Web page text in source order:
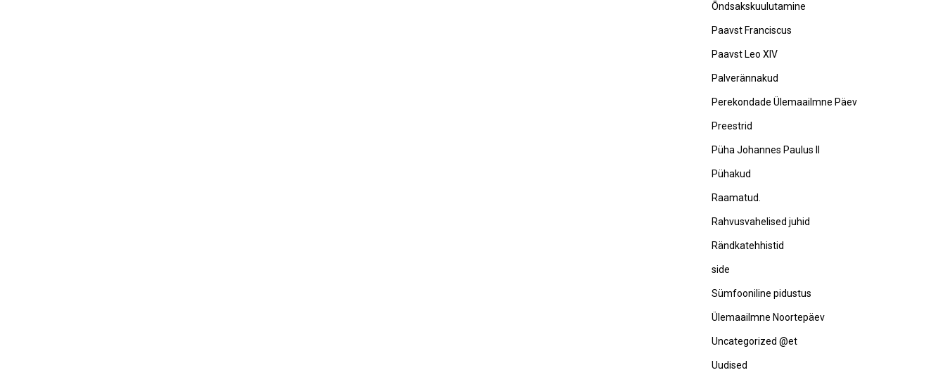
Õndsakskuulutamine
Paavst Franciscus
Paavst Leo XIV
Palverännakud
Perekondade Ülemaailmne Päev
Preestrid
Püha Johannes Paulus II
Pühakud
Raamatud.
Rahvusvahelised juhid
Rändkatehhistid
side
Sümfooniline pidustus
Ülemaailmne Noortepäev
Uncategorized @et
Uudised